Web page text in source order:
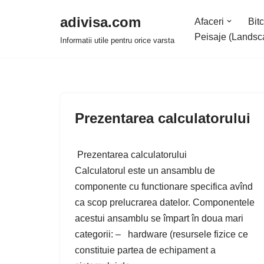
adivisa.com
Informatii utile pentru orice varsta
Afaceri
Peisaje
Prezentarea calculatorului
Prezentarea calculatorului
Calculatorul este un ansamblu de
componente cu functionare specifica avînd
ca scop prelucrarea datelor. Componentele
acestui ansamblu se împart în doua mari
categorii: – hardware (resursele fizice ce
constituie partea de echipament a